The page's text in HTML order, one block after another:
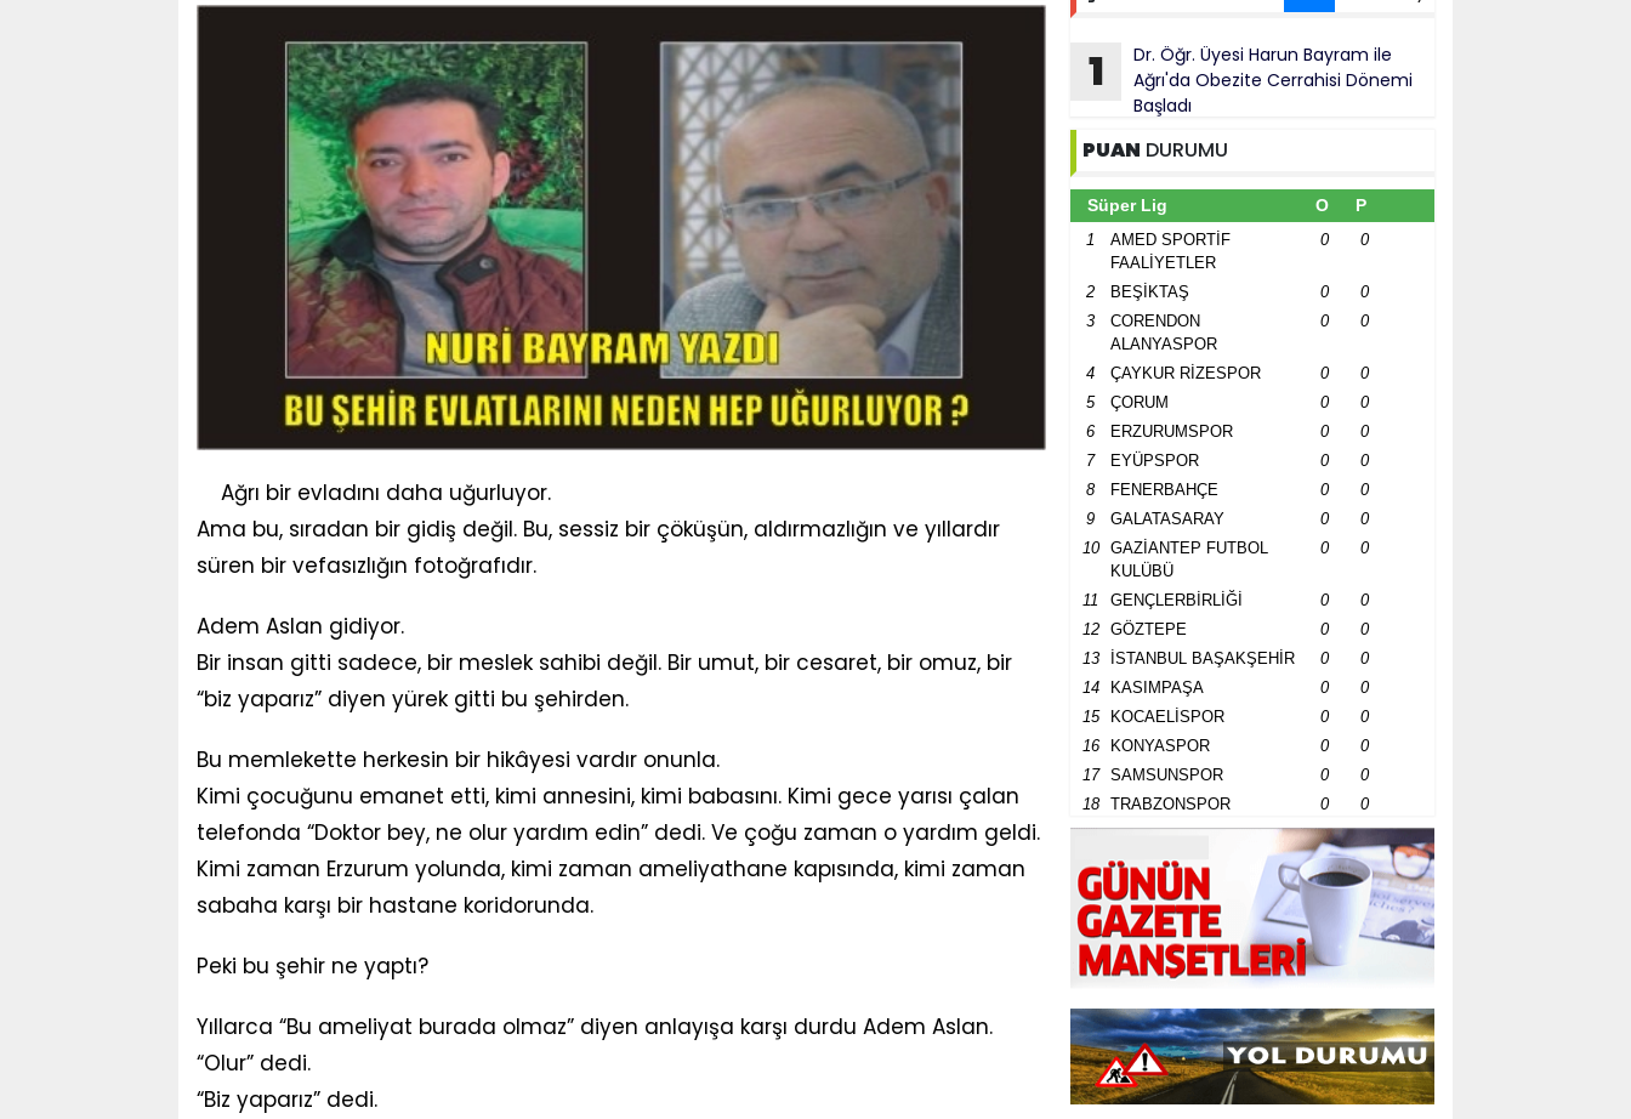
Ağrı bir evladını daha uğurluyor.
Ama bu, sıradan bir gidiş değil. Bu, sessiz bir çöküşün, aldırmazlığın ve yıllardır
süren bir vefasızlığın fotoğrafıdır.
Adem Aslan gidiyor.
Bir insan gitti sadece, bir meslek sahibi değil. Bir umut, bir cesaret, bir omuz, bir
“biz yaparız” diyen yürek gitti bu şehirden.
Bu memlekette herkesin bir hikâyesi vardır onunla.
Kimi çocuğunu emanet etti, kimi annesini, kimi babasını. Kimi gece yarısı çalan
telefonda “Doktor bey, ne olur yardım edin” dedi. Ve çoğu zaman o yardım geldi.
Kimi zaman Erzurum yolunda, kimi zaman ameliyathane kapısında, kimi zaman
sabaha karşı bir hastane koridorunda.
Peki bu şehir ne yaptı?
Yıllarca “Bu ameliyat burada olmaz” diyen anlayışa karşı durdu Adem Aslan.
“Olur” dedi.
“Biz yaparız” dedi.
1
Dr. Öğr. Üyesi Harun Bayram ile
Ağrı'da Obezite Cerrahisi Dönemi
Başladı
PUAN DURUMU
Süper Lig O P
1
AMED SPORTİF
FAALİYETLER
0 0
2 BEŞİKTAŞ 0
0
3
CORENDON
ALANYASPOR
0 0
4 ÇAYKUR RİZESPOR 0
0
5
ÇORUM 0
0
6
ERZURUMSPOR 0
0
7
EYÜPSPOR 0
0
8
FENERBAHÇE 0
0
9
GALATASARAY 0
0
10
GAZİANTEP FUTBOL
KULÜBÜ
0 0
11 GENÇLERBİRLİĞİ 0
0
12
GÖZTEPE 0
0
13
İSTANBUL BAŞAKŞEHİR 0
0
14
KASIMPAŞA 0
0
15
KOCAELİSPOR 0
0
16
KONYASPOR 0
0
17
SAMSUNSPOR 0
0
18
TRABZONSPOR 0 0